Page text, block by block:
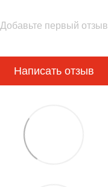
Добавьте первый отзыв
Написать отзыв